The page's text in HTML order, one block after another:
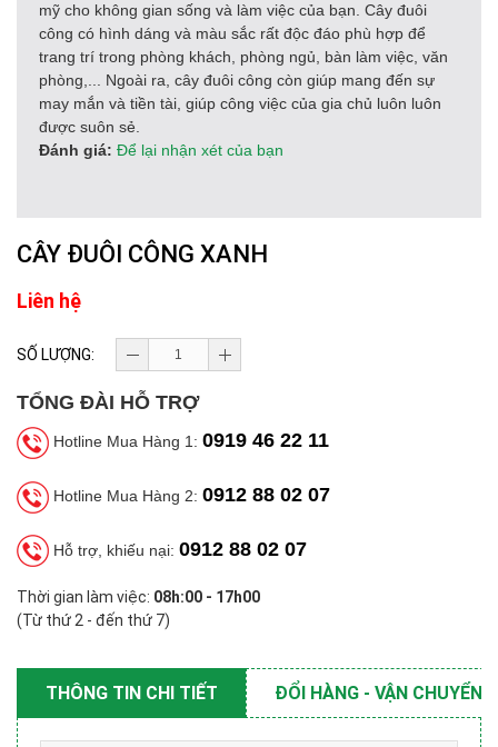
mỹ cho không gian sống và làm việc của bạn. Cây đuôi
công có hình dáng và màu sắc rất độc đáo phù hợp để
trang trí trong phòng khách, phòng ngủ, bàn làm việc, văn
phòng,... Ngoài ra, cây đuôi công còn giúp mang đến sự
may mắn và tiền tài, giúp công việc của gia chủ luôn luôn
được suôn sẻ.
Đánh giá: Để lại nhận xét của bạn
CÂY ĐUÔI CÔNG XANH
Liên hệ
SỐ LƯỢNG:
TỔNG ĐÀI HỖ TRỢ
Hotline Mua Hàng 1: 0919 46 22 11
Hotline Mua Hàng 2: 0912 88 02 07
Hỗ trợ, khiếu nại: 0912 88 02 07
Thời gian làm việc: 08h:00 - 17h00
(Từ thứ 2 - đến thứ 7)
THÔNG TIN CHI TIẾT ĐỔI HÀNG - VẬN CHUYỂN